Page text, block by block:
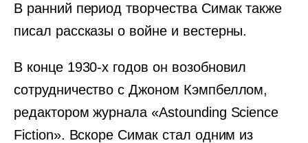
В ранний период творчества Симак также
писал рассказы о войне и вестерны.
В конце 1930-х годов он возобновил
сотрудничество с Джоном Кэмпбеллом,
редактором журнала «Astounding Science
Fiction». Вскоре Симак стал одним из